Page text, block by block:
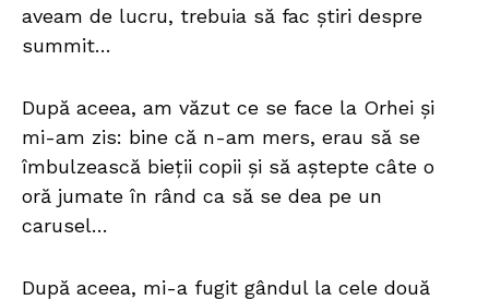
aveam de lucru, trebuia să fac știri despre
summit…
După aceea, am văzut ce se face la Orhei și
mi-am zis: bine că n-am mers, erau să se
îmbulzească bieții copii și să aștepte câte o
oră jumate în rând ca să se dea pe un
carusel…
După aceea, mi-a fugit gândul la cele două